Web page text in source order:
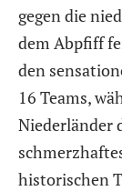
gegen die
dem Abpfiff
den
16 Teams,
Niederländer
historischen